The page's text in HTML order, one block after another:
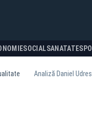
SOCIALSANATATE
Analiză Daniel